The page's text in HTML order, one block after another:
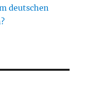
deutschen